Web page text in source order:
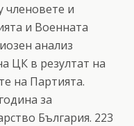
членовете и
и Военната
анализ
ЦК в резултат на
на Партията.
за
България. 223